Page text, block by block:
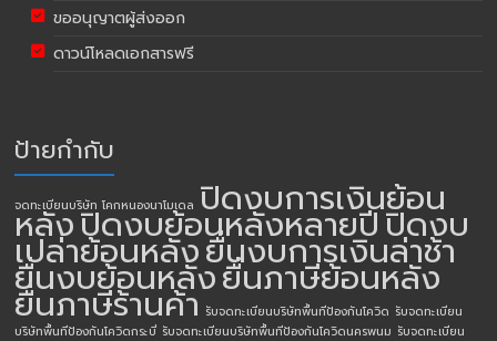
ขออนุญาตผู้ส่งออก
ดาวน์โหลดเอกสารฟรี
ป้ายกำกับ
จดทะเบียนบริษัท โคกหนองนาโมเดล ปิดงบการเงินย้อน
หลังปิดงบย้อนหลังหลายปีปิดงบ
เปล่าย้อนหลังยื่นงบการเงินล่าช้า
ยื่นงบย้อนหลังยื่นภาษีย้อนหลัง
ยื่นภาษีร้านค้า รับจดทะเบียนบริษัทพื้นทีป้องกันโควิด รับจดทะเบียน
บริษัทพื้นทีป้องกันโควิดกระบี่ รับจดทะเบียนบริษัทพื้นทีป้องกันโควิดนครพนม รับจดทะเบียน